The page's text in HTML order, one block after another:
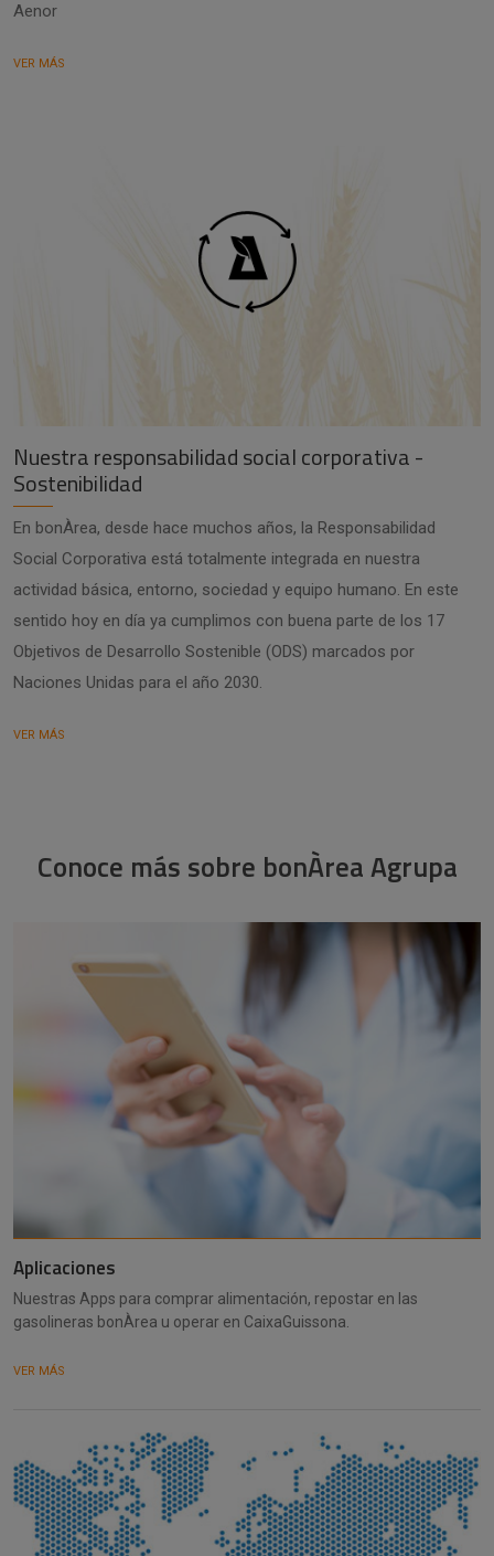
Aenor
VER MÁS
Nuestra responsabilidad social corporativa -
Sostenibilidad
En bonÀrea, desde hace muchos años, la Responsabilidad
Social Corporativa está totalmente integrada en nuestra
actividad básica, entorno, sociedad y equipo humano. En este
sentido hoy en día ya cumplimos con buena parte de los 17
Objetivos de Desarrollo Sostenible (ODS) marcados por
Naciones Unidas para el año 2030.
VER MÁS
Conoce más sobre bonÀrea Agrupa
Aplicaciones
Nuestras Apps para comprar alimentación, repostar en las
gasolineras bonÀrea u operar en CaixaGuissona.
VER MÁS